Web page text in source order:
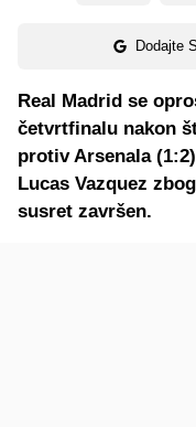
Dodajte
Real Madrid se
četvrtfinalu nakon
protiv Arsenala
Lucas Vazquez
susret završen.